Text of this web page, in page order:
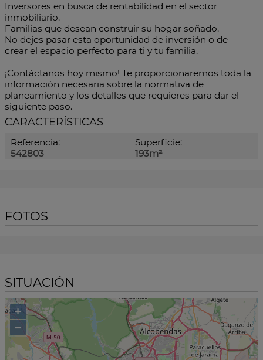
Inversores en busca de rentabilidad en el sector
inmobiliario.
Familias que desean construir su hogar soñado.
No dejes pasar esta oportunidad de inversión o de
crear el espacio perfecto para ti y tu familia.
¡Contáctanos hoy mismo! Te proporcionaremos toda la
información necesaria sobre la normativa de
planeamiento y los detalles que requieres para dar el
siguiente paso.
CARACTERÍSTICAS
Referencia:
542803
Superficie:
193m²
FOTOS
SITUACIÓN
+
−